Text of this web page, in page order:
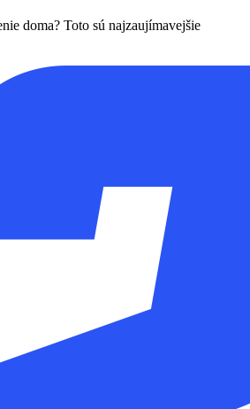
doma? Toto sú najzaujímavejšie